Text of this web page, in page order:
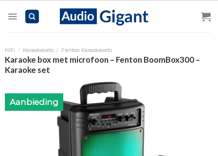
HiFi / Karaokesets / Fenton Karaokesets
Karaoke box met microfoon – Fenton BoomBox300 –
Karaoke set
Aanbieding